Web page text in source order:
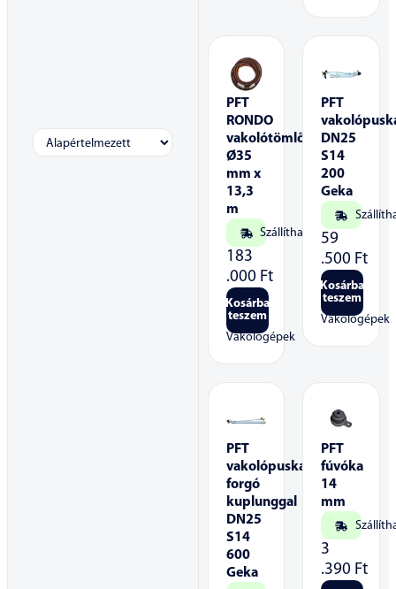
PFT
RONDO
vakolótömlő
Ø35
mm x
13,3
m
Szállítható
183
.000 Ft
Kosárba
teszem
Vakológépek
PFT
DN25
S14
200
Geka
59
.500 Ft
Kosárba
teszem
Vakológépek
PFT
vakolópuska
forgó
kuplunggal
DN25
S14
600
Geka
PFT
fúvóka
14
mm
3
.390 Ft